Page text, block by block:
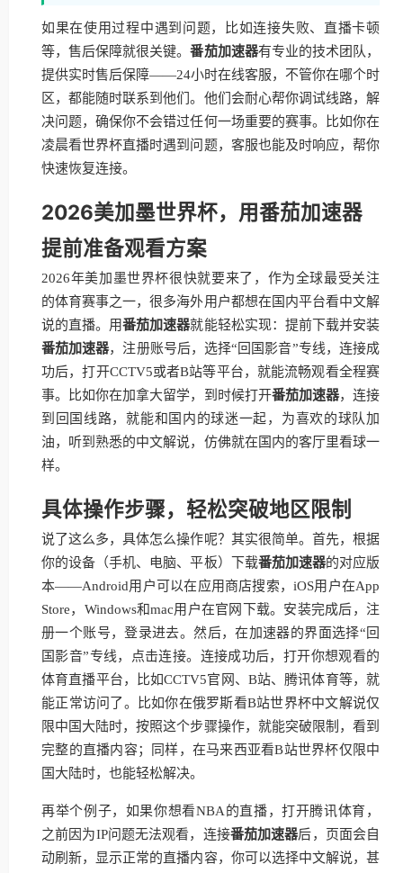
如果在使用过程中遇到问题，比如连接失败、直播卡顿
等，售后保障就很关键。番茄加速器有专业的技术团队，
提供实时售后保障——24小时在线客服，不管你在哪个时
区，都能随时联系到他们。他们会耐心帮你调试线路，解
决问题，确保你不会错过任何一场重要的赛事。比如你在
凌晨看世界杯直播时遇到问题，客服也能及时响应，帮你
快速恢复连接。
2026美加墨世界杯，用番茄加速器
提前准备观看方案
2026年美加墨世界杯很快就要来了，作为全球最受关注
的体育赛事之一，很多海外用户都想在国内平台看中文解
说的直播。用番茄加速器就能轻松实现：提前下载并安装
番茄加速器，注册账号后，选择“回国影音”专线，连接成
功后，打开CCTV5或者B站等平台，就能流畅观看全程赛
事。比如你在加拿大留学，到时候打开番茄加速器，连接
到回国线路，就能和国内的球迷一起，为喜欢的球队加
油，听到熟悉的中文解说，仿佛就在国内的客厅里看球一
样。
具体操作步骤，轻松突破地区限制
说了这么多，具体怎么操作呢？其实很简单。首先，根据
你的设备（手机、电脑、平板）下载番茄加速器的对应版
本——Android用户可以在应用商店搜索，iOS用户在App
Store，Windows和mac用户在官网下载。安装完成后，注
册一个账号，登录进去。然后，在加速器的界面选择“回
国影音”专线，点击连接。连接成功后，打开你想观看的
体育直播平台，比如CCTV5官网、B站、腾讯体育等，就
能正常访问了。比如你在俄罗斯看B站世界杯中文解说仅
限中国大陆时，按照这个步骤操作，就能突破限制，看到
完整的直播内容；同样，在马来西亚看B站世界杯仅限中
国大陆时，也能轻松解决。
再举个例子，如果你想看NBA的直播，打开腾讯体育，
之前因为IP问题无法观看，连接番茄加速器后，页面会自
动刷新，显示正常的直播内容，你可以选择中文解说，甚